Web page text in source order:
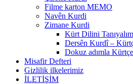
Filme karton MEMO
Navên Kurdi
Zimane Kurdi
Kürt Dilini Tanıyalım
Dersên Kurdî –
Dokuz adımla Kürtçe
Misafir Defteri
Gizlilik ilkelerimiz
İLETİŞİM